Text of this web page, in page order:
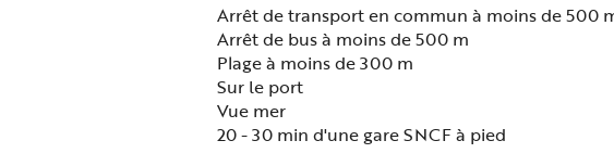
Arrêt de transport en commun à moins de 500
Arrêt de bus à moins de 500 m
Plage à moins de 300 m
Sur le port
Vue mer
20 - 30 min d'une gare SNCF à pied